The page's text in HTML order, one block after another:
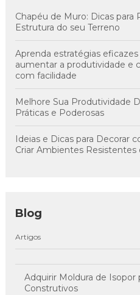
Chapéu de Muro: Dicas para
Estrutura do seu Terreno
Aprenda estratégias
aumentar a produtividade e
com facilidade
Melhore Sua Produtividade
Práticas e Poderosas
Ideias e Dicas para Decorar
Criar Ambientes Resistentes
Blog
Artigos
Adquirir Moldura de Isopor
Construtivos